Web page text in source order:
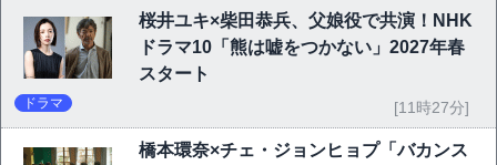
桜井ユキ×柴田恭兵、父娘役で共演！NHK
ドラマ10「熊は嘘をつかない」2027年春
スタート
ドラマ [11時27分]
橋本環奈×チェ・ジョンヒョプ「バカンス